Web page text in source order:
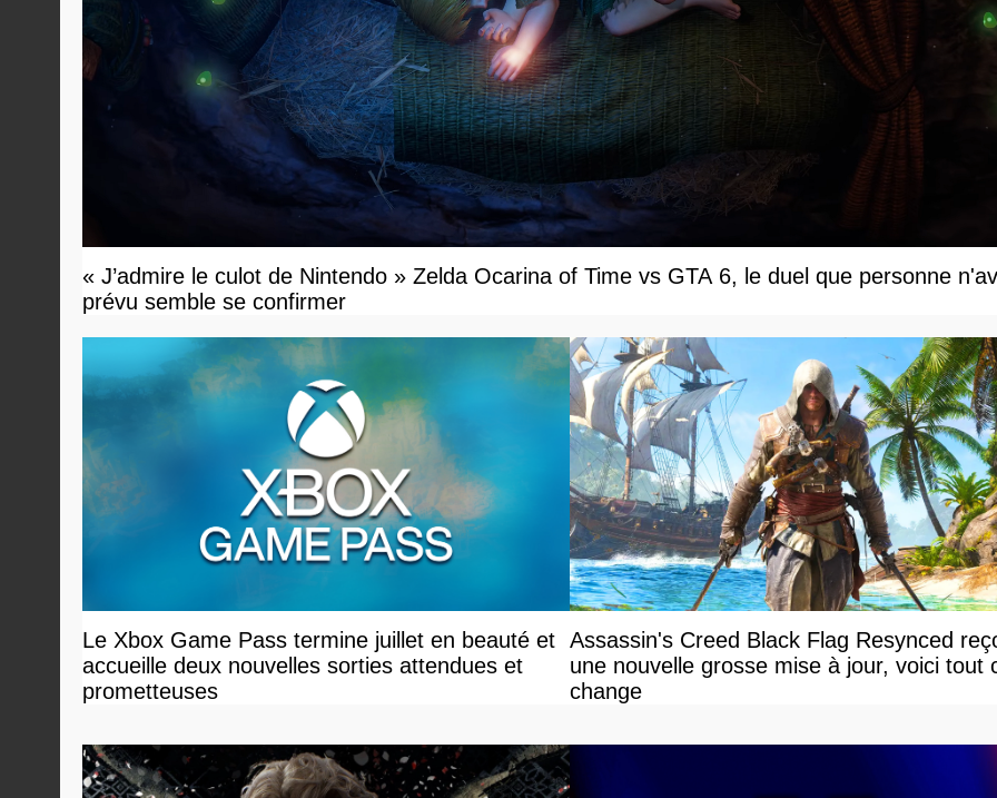
« J’admire le culot de Nintendo » Zelda Ocarina of Time vs GTA 6, le duel que personne
prévu semble se confirmer
Le Xbox Game Pass termine juillet en beauté et
accueille deux nouvelles sorties attendues et
prometteuses
Assassin's Creed Black Flag Resynced
une nouvelle grosse mise à jour, voici tout
change